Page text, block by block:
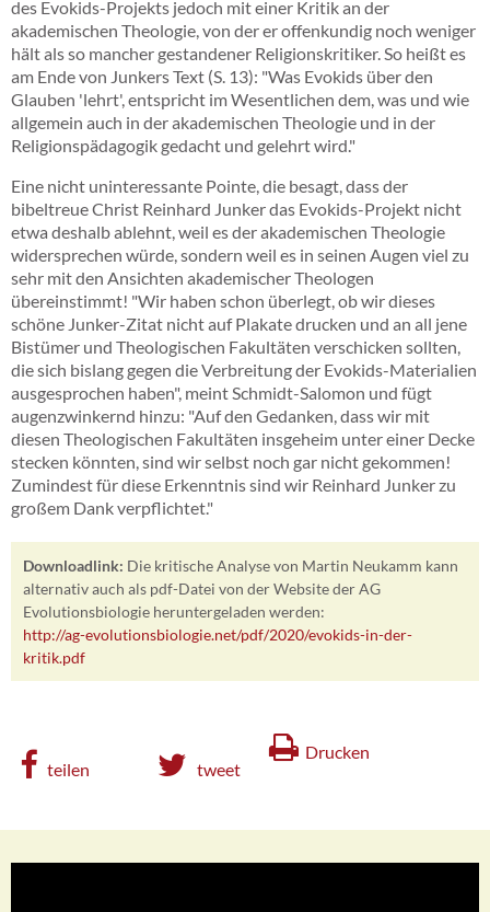
des Evokids-Projekts jedoch mit einer Kritik an der
akademischen Theologie, von der er offenkundig noch weniger
hält als so mancher gestandener Religionskritiker. So heißt es
am Ende von Junkers Text (S. 13): "Was Evokids über den
Glauben 'lehrt', entspricht im Wesentlichen dem, was und wie
allgemein auch in der akademischen Theologie und in der
Religionspädagogik gedacht und gelehrt wird."
Eine nicht uninteressante Pointe, die besagt, dass der
bibeltreue Christ Reinhard Junker das Evokids-Projekt nicht
etwa deshalb ablehnt, weil es der akademischen Theologie
widersprechen würde, sondern weil es in seinen Augen viel zu
sehr mit den Ansichten akademischer Theologen
übereinstimmt! "Wir haben schon überlegt, ob wir dieses
schöne Junker-Zitat nicht auf Plakate drucken und an all jene
Bistümer und Theologischen Fakultäten verschicken sollten,
die sich bislang gegen die Verbreitung der Evokids-Materialien
ausgesprochen haben", meint Schmidt-Salomon und fügt
augenzwinkernd hinzu: "Auf den Gedanken, dass wir mit
diesen Theologischen Fakultäten insgeheim unter einer Decke
stecken könnten, sind wir selbst noch gar nicht gekommen!
Zumindest für diese Erkenntnis sind wir Reinhard Junker zu
großem Dank verpflichtet."
Downloadlink: Die kritische Analyse von Martin Neukamm kann
alternativ auch als pdf-Datei von der Website der AG
Evolutionsbiologie heruntergeladen werden:
http://ag-evolutionsbiologie.net/pdf/2020/evokids-in-der-
kritik.pdf
Drucken
teilen
tweet